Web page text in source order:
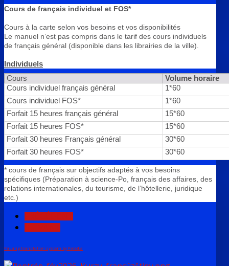
Cours de français individuel et FOS*
Cours à la carte selon vos besoins et vos disponibilités
Le manuel n’est pas compris dans le tarif des cours individuels
de français général (disponible dans les librairies de la ville).
Individuels
Cours
Volume horaire
Cours individuel français général
1*60
Cours individuel FOS*
1*60
Forfait 15 heures français général
15*60
Forfait 15 heures FOS*
15*60
Forfait 30 heures Français général
30*60
Forfait 30 heures FOS*
30*60
* cours de français sur objectifs adaptés à vos besoins
spécifiques (Préparation à science-Po, français des affaires, des
relations internationales, du tourisme, de l’hôtellerie, juridique
etc.)
FaLang translation system by Faboba